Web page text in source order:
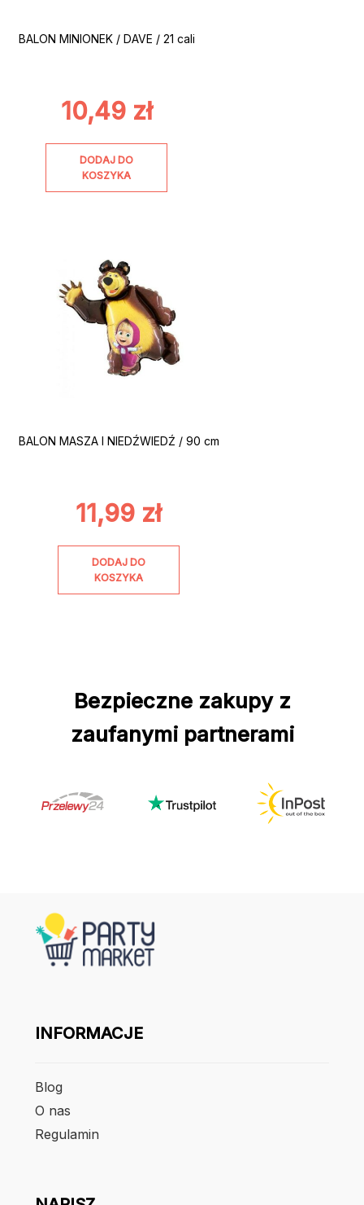
BALON MINIONEK / DAVE / 21 cali
10,49 zł
DODAJ DO
KOSZYKA
BALON MASZA I NIEDŹWIEDŹ / 90 cm
11,99 zł
DODAJ DO
KOSZYKA
Bezpieczne zakupy z
zaufanymi partnerami
INFORMACJE
Blog
O nas
Regulamin